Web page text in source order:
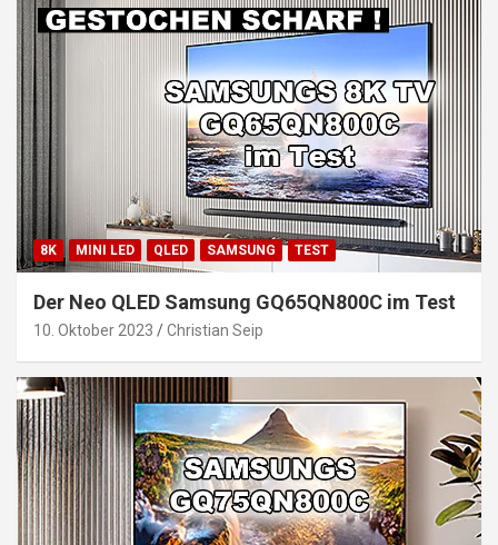
8K MINI LED QLED SAMSUNG TEST
Der Neo QLED Samsung GQ65QN800C im Test
10. Oktober 2023 Christian Seip